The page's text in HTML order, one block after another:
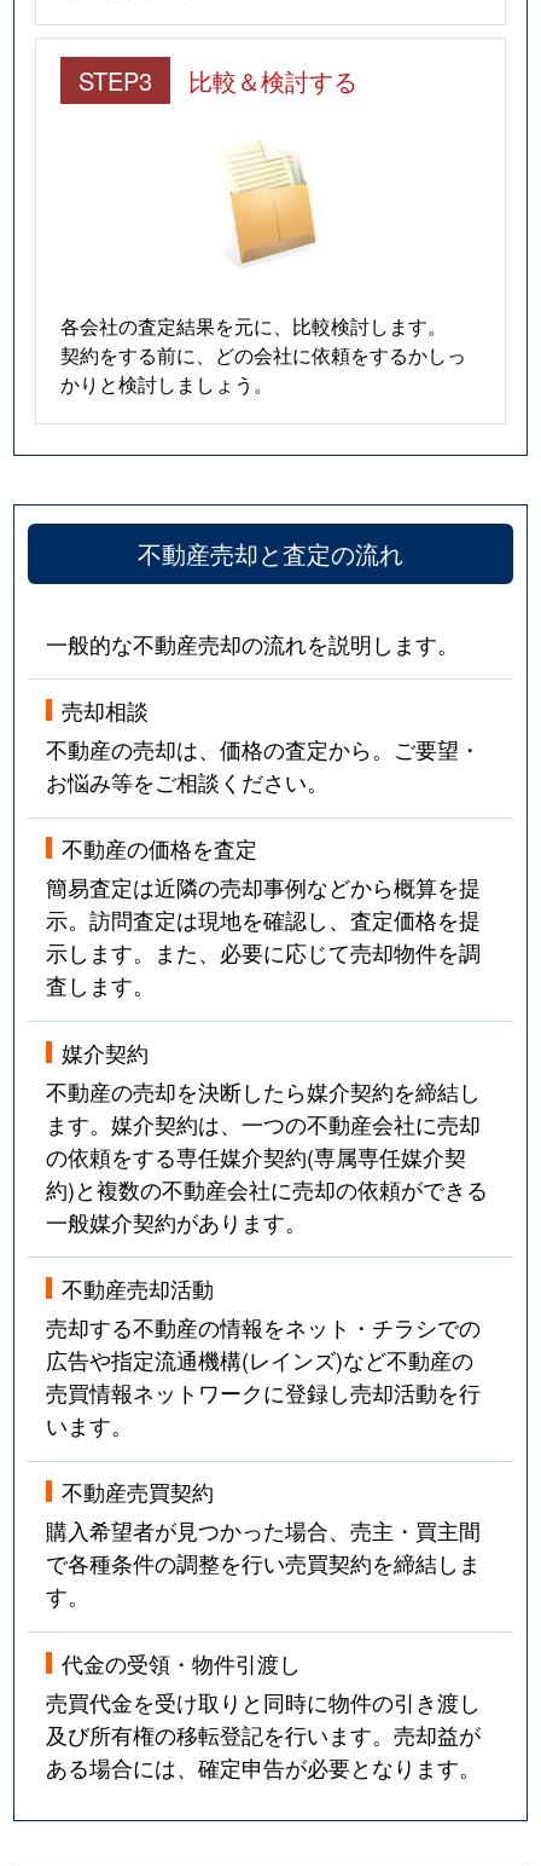
STEP3 比較＆検討する
各会社の査定結果を元に、比較検討します。
契約をする前に、どの会社に依頼をするかしっ
かりと検討しましょう。
不動産売却と査定の流れ
一般的な不動産売却の流れを説明します。
売却相談
不動産の売却は、価格の査定から。ご要望・
お悩み等をご相談ください。
不動産の価格を査定
簡易査定は近隣の売却事例などから概算を提
示。訪問査定は現地を確認し、査定価格を提
示します。また、必要に応じて売却物件を調
査します。
媒介契約
不動産の売却を決断したら媒介契約を締結し
ます。媒介契約は、一つの不動産会社に売却
の依頼をする専任媒介契約(専属専任媒介契
約)と複数の不動産会社に売却の依頼ができる
一般媒介契約があります。
不動産売却活動
売却する不動産の情報をネット・チラシでの
広告や指定流通機構(レインズ)など不動産の
売買情報ネットワークに登録し売却活動を行
います。
不動産売買契約
購入希望者が見つかった場合、売主・買主間
で各種条件の調整を行い売買契約を締結しま
す。
代金の受領・物件引渡し
売買代金を受け取りと同時に物件の引き渡し
及び所有権の移転登記を行います。売却益が
ある場合には、確定申告が必要となります。